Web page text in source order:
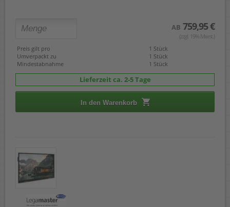
AB 759,95 €
(zzgl. 19% Mwst.)
Preis gilt pro
1 Stück
Umverpackt zu
1 Stück
Mindestabnahme
1 Stück
Lieferzeit ca. 2-5 Tage
In den Warenkorb